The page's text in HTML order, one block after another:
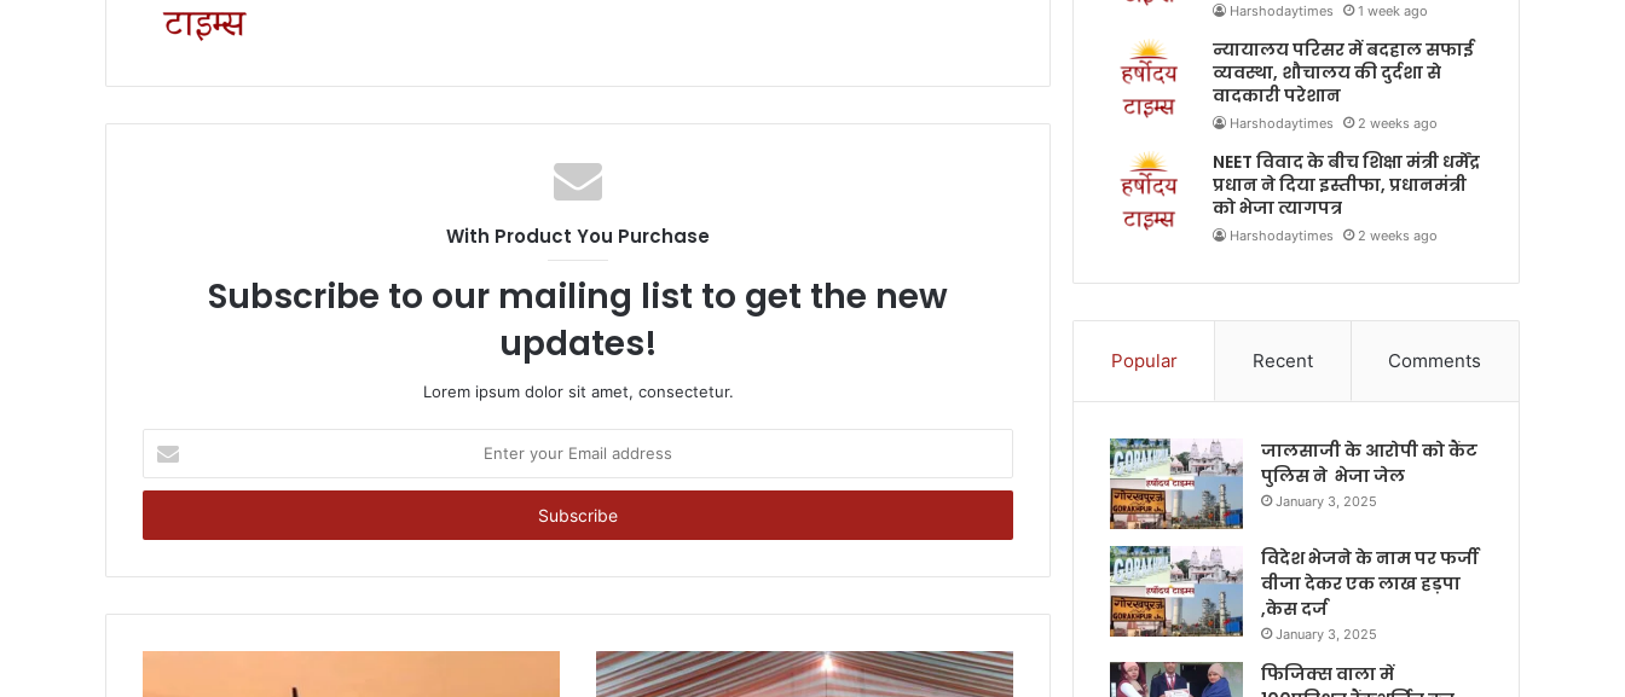
With Product You Purchase
Subscribe to our mailing list to get the new
updates!
Lorem ipsum dolor sit amet, consectetur.
your
Email
Harshodaytimes 1 week ago
न्यायालय परिसर में बदहाल सफाई
व्यवस्था, शौचालय की दुर्दशा से
वादकारी परेशान
Harshodaytimes 2 weeks ago
NEET विवाद के बीच शिक्षा मंत्री धर्मेंद्र
प्रधान ने दिया इस्तीफा, प्रधानमंत्री
को भेजा त्यागपत्र
Harshodaytimes 2 weeks ago
Popular Recent Comments
जालसाजी के आरोपी को कैंट
पुलिस ने भेजा जेल
January 3, 2025
विदेश भेजने के नाम पर फर्जी
वीजा देकर एक लाख हड़पा
,केस दर्ज
January 3, 2025
फिजिक्स वाला में